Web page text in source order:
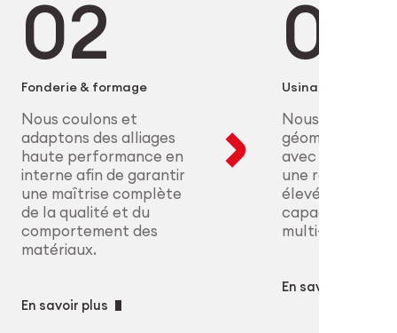
cliniques les plus strictes.
des pièces hautement
maîtrise complète des
Fonderie & formage
Nous coulons et
adaptons des alliages
haute performance en
interne afin de garantir
une maîtrise complète
de la qualité et du
comportement des
matériaux.
En savoir plus
Usinage
Nous réalisons
géométries
avec une
une répétabilité
élevées grâce à
capacités CNC
multi-axes.
En savoir plus